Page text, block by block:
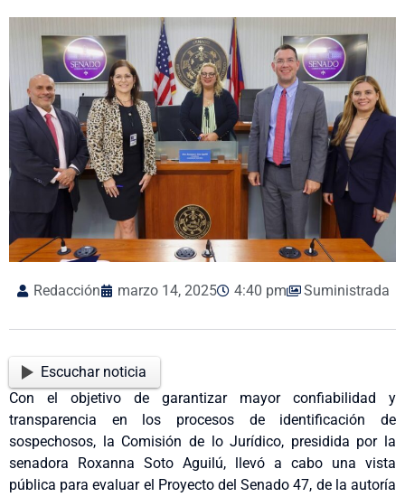
Redacción marzo 14, 2025 4:40 pm Suministrada
Escuchar noticia
Con el objetivo de garantizar mayor confiabilidad y
transparencia en los procesos de identificación de
sospechosos, la Comisión de lo Jurídico, presidida por la
senadora Roxanna Soto Aguilú, llevó a cabo una vista
pública para evaluar el Proyecto del Senado 47, de la autoría